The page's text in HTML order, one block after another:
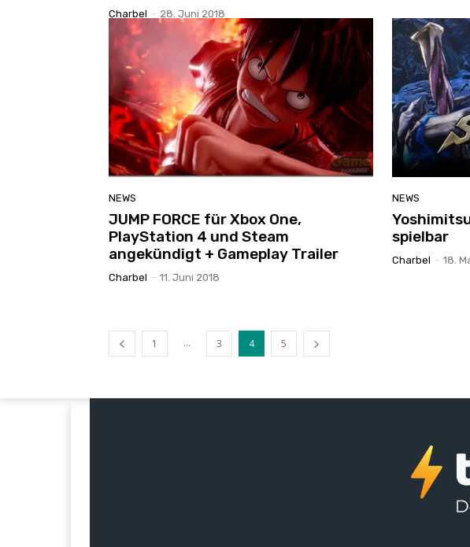
Charbel - 28. Juni 2018
NEWS
JUMP FORCE für Xbox One,
PlayStation 4 und Steam
angekündigt + Gameplay Trailer
Charbel - 11. Juni 2018
NEWS
Yoshimitsu
spielbar
Charbel - 18.
1 ... 3 4 5